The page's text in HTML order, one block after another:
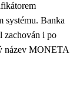
systému. Banka
zachován i po
název MONETA